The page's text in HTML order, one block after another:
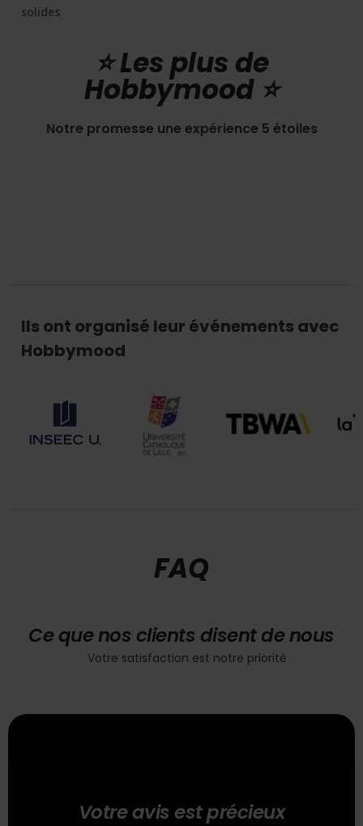
solides
⭐️ Les plus de
Hobbymood ⭐️
Notre promesse une expérience 5 étoiles
Ils ont organisé leur événements avec
Hobbymood
FAQ
Ce que nos clients disent de nous
Votre satisfaction est notre priorité
Votre avis est précieux